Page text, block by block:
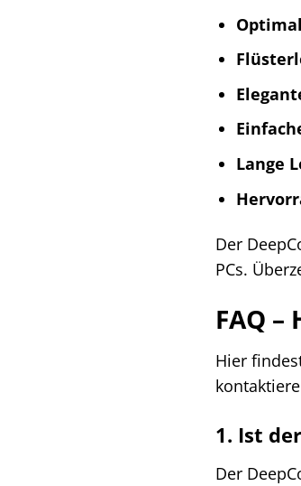
Lange
Der
PCs.
FAQ
Hier
1. Ist
Der